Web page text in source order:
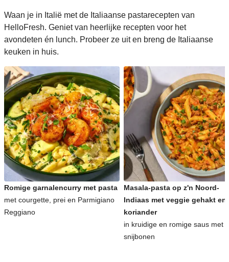
Waan je in Italië met de Italiaanse pastarecepten van
HelloFresh. Geniet van heerlijke recepten voor het
avondeten én lunch. Probeer ze uit en breng de Italiaanse
keuken in huis.
Romige garnalencurry met pasta
met courgette, prei en Parmigiano
Reggiano
Masala-pasta op z'n Noord-
Indiaas met veggie gehakt en
koriander
in kruidige en romige saus met
snijbonen